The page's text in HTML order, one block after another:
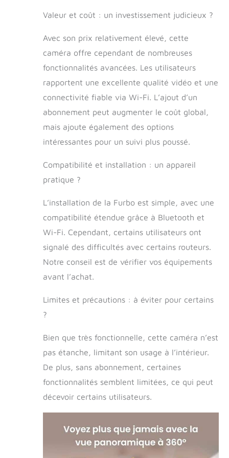
ce qui se passe
de n'importe où.
DIRECTIONNELLE
EN TEMPS RÉEL
NOCTURNE EN
COULEUR -
Entendez et parlez
transparence avec
les membres de
vos animaux
l'application pour
un son clair
La vision nocturne
en couleur offre
une vision
infrarouge pour
profiter d'une
vives en cas de
faible luminosité.
LANCEMENT DE
FRIANDISES
ADJUSTABLE ET
gâterie à votre
chien via
Valeur et coût : un investissement judicieux ?
Avec son prix relativement élevé, cette
caméra offre cependant de nombreuses
fonctionnalités avancées. Les utilisateurs
rapportent une excellente qualité vidéo et une
connectivité fiable via Wi-Fi. L’ajout d’un
abonnement peut augmenter le coût global,
mais ajoute également des options
intéressantes pour un suivi plus poussé.
Compatibilité et installation : un appareil
pratique ?
L’installation de la Furbo est simple, avec une
compatibilité étendue grâce à Bluetooth et
Wi-Fi. Cependant, certains utilisateurs ont
signalé des difficultés avec certains routeurs.
Notre conseil est de vérifier vos équipements
avant l’achat.
Limites et précautions : à éviter pour certains
?
Bien que très fonctionnelle, cette caméra n’est
pas étanche, limitant son usage à l’intérieur.
De plus, sans abonnement, certaines
fonctionnalités semblent limitées, ce qui peut
décevoir certains utilisateurs.